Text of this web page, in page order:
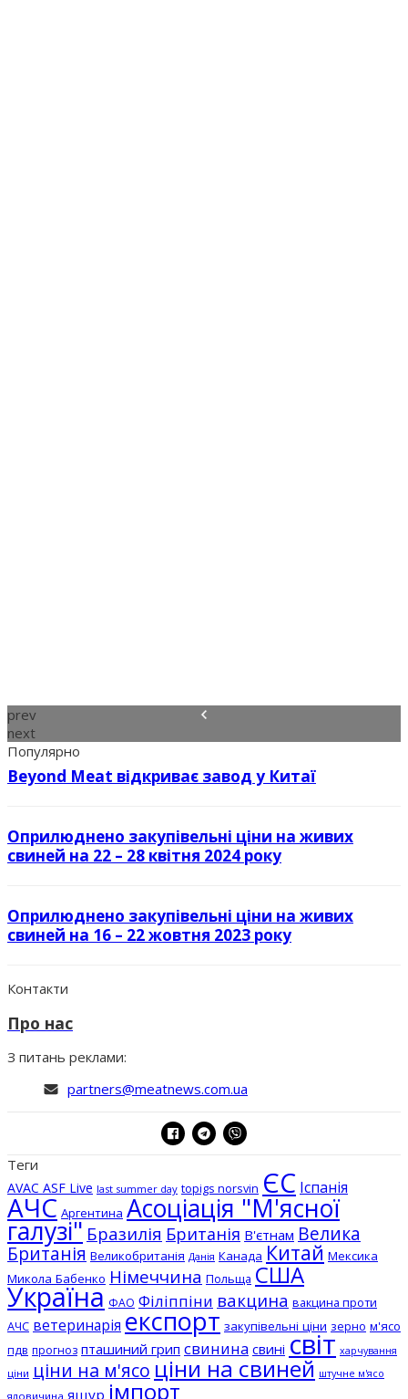
prev
next
Популярно
Beyond Meat відкриває завод у Китаї
Оприлюднено закупівельні ціни на живих
свиней на 22 – 28 квітня 2024 року
Оприлюднено закупівельні ціни на живих
свиней на 16 – 22 жовтня 2023 року
Контакти
Про нас
З питань реклами:
partners@meatnews.com.ua
Теги
AVAC ASF Live last summer day topigs norsvin ЄС Іспанія
АЧС Аргентина Асоціація "М'ясної
галузі" Бразилія Британія В'єтнам Велика
Британія Великобританія Данія Канада Китай Мексика
Микола Бабенко Німеччина Польща США
Україна ФАО Філіппіни вакцина вакцина проти
АЧС ветеринарія експорт закупівельні ціни зерно м'ясо
пдв прогноз пташиний грип свинина свині світ харчування
ціни ціни на м'ясо ціни на свиней штучне м'ясо
яловичина ящур імпорт